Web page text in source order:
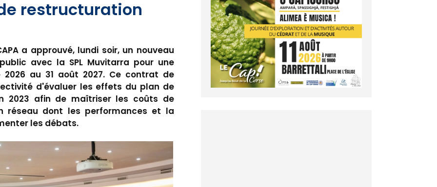
restructuration
a approuvé, lundi soir, un nouveau
avec la SPL Muvitarra pour une
au 31 août 2027. Ce contrat de
d'évaluer les effets du plan de
2023 afin de maîtriser les coûts de
réseau dont les performances et la
les débats.